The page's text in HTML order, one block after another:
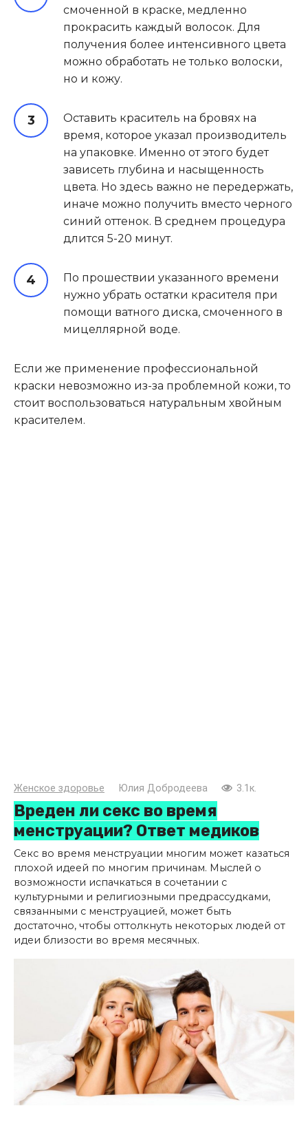
смоченной в краске, медленно
прокрасить каждый волосок. Для
получения более интенсивного цвета
можно обработать не только волоски,
но и кожу.
Оставить краситель на бровях на
время, которое указал производитель
на упаковке. Именно от этого будет
зависеть глубина и насыщенность
цвета. Но здесь важно не передержать,
иначе можно получить вместо черного
синий оттенок. В среднем процедура
длится 5-20 минут.
По прошествии указанного времени
нужно убрать остатки красителя при
помощи ватного диска, смоченного в
мицеллярной воде.
Если же применение профессиональной
краски невозможно из-за проблемной кожи, то
стоит воспользоваться натуральным хвойным
красителем.
Женское здоровье Юлия Добродеева 3.1к.
Вреден ли секс во время
менструации? Ответ медиков
Секс во время менструации многим может казаться
плохой идеей по многим причинам. Мыслей о
возможности испачкаться в сочетании с
культурными и религиозными предрассудками,
связанными с менструацией, может быть
достаточно, чтобы оттолкнуть некоторых людей от
идеи близости во время месячных.